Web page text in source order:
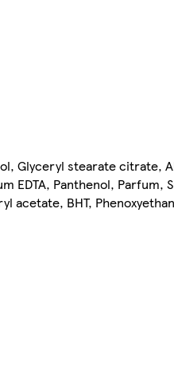
Glyceryl stearate citrate,
Panthenol, Parfum,
acetate, BHT,